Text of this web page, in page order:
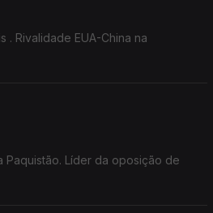
. Rivalidade EUA-China na
Paquistão. Líder da oposição de